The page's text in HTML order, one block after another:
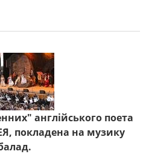
англійського поета
покладена на музику